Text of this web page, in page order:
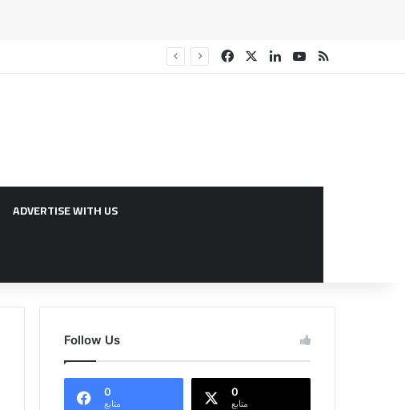
FacebookLinkedinYouTube
RSS
ADVERTISE WITH US
Follow Us
0
متابع
0
متابع